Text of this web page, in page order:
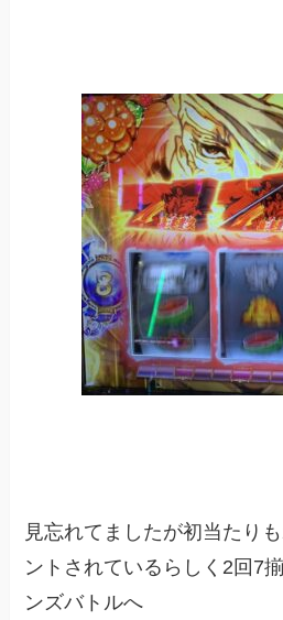
見忘れてましたが初当たり
ントされているらしく2回7
ンズバトルへ